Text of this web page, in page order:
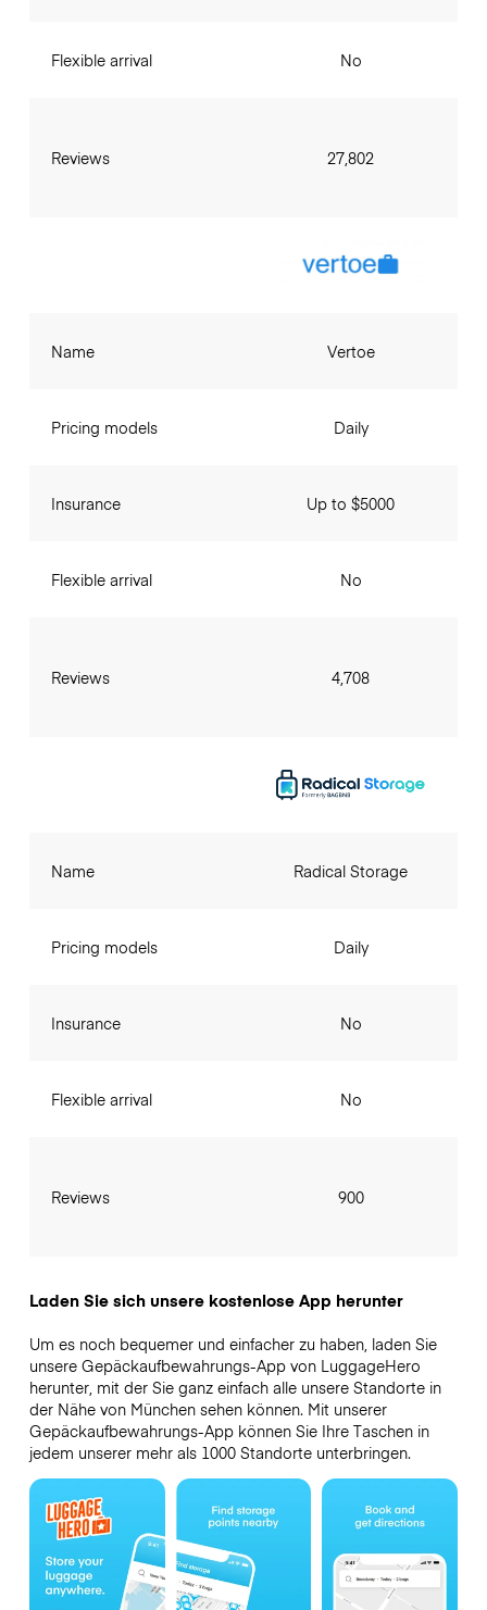
Flexible arrival
Reviews
No
27,802
Name
Pricing models
Insurance
Flexible arrival
Reviews
Vertoe
Daily
Up to $5000
No
4,708
Name
Pricing models
Insurance
Flexible arrival
Reviews
Radical Storage
Daily
No
No
900
Laden Sie sich unsere kostenlose App herunter
Um es noch bequemer und einfacher zu haben, laden Sie
unsere Gepäckaufbewahrungs-App von LuggageHero
herunter, mit der Sie ganz einfach alle unsere Standorte in
der Nähe von München sehen können. Mit unserer
Gepäckaufbewahrungs-App können Sie Ihre Taschen in
jedem unserer mehr als 1000 Standorte unterbringen.